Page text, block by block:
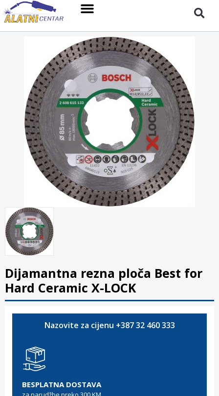
Dijamantna rezna ploča Best for
Hard Ceramic X-LOCK
Nazovite za cijenu +387 32 460 333
BESPLATNA DOSTAVA